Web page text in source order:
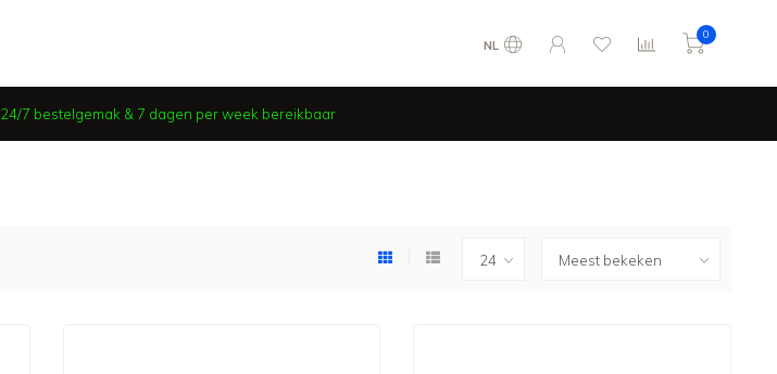
NL
0
24/7 bestelgemak & 7 dagen per week bereikbaar